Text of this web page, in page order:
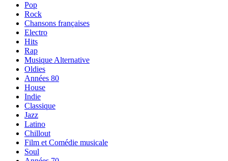
Pop
Rock
Chansons françaises
Electro
Hits
Rap
Musique Alternative
Oldies
Années 80
House
Indie
Classique
Jazz
Latino
Chillout
Film et Comédie musicale
Soul